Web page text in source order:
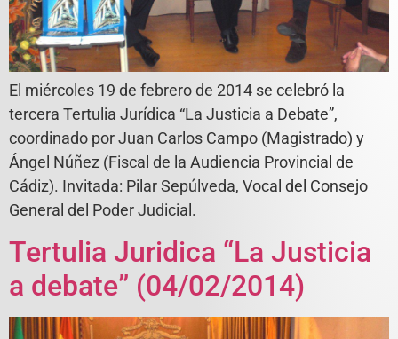
El miércoles 19 de febrero de 2014 se celebró la
tercera Tertulia Jurídica “La Justicia a Debate”,
coordinado por Juan Carlos Campo (Magistrado) y
Ángel Núñez (Fiscal de la Audiencia Provincial de
Cádiz). Invitada: Pilar Sepúlveda, Vocal del Consejo
General del Poder Judicial.
Tertulia Juridica “La Justicia
a debate” (04/02/2014)